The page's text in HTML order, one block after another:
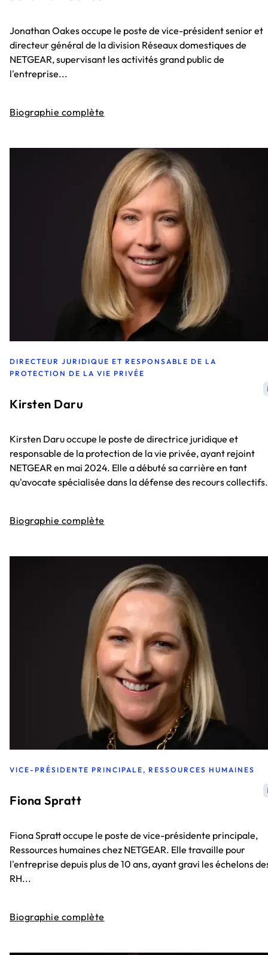
Jonathan Oakes occupe le poste de vice-président senior et
directeur général de la division Réseaux domestiques de
NETGEAR, supervisant les activités grand public de
l'entreprise...
Biographie complète
DIRECTEUR JURIDIQUE ET RESPONSABLE DE LA
PROTECTION DE LA VIE PRIVÉE
Kirsten Daru
Kirsten Daru occupe le poste de directrice juridique et
responsable de la protection de la vie privée, ayant rejoint
NETGEAR en mai 2024. Elle a débuté sa carrière en tant
qu'avocate spécialisée dans la défense des recours
Biographie complète
VICE-PRÉSIDENTE PRINCIPALE, RESSOURCES HUMAINES
Fiona Spratt
Fiona Spratt occupe le poste de vice-présidente principale,
Ressources humaines chez NETGEAR. Elle travaille pour
l'entreprise depuis plus de 10 ans, ayant gravi les échelons
RH...
Biographie complète